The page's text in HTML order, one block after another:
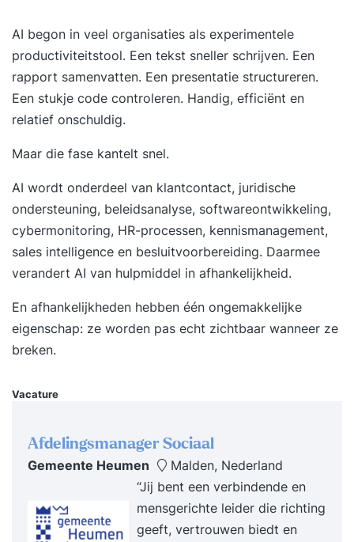
hoe is de ontwikkeling geweest en wat zijn de
belangrijkste principes? Actuele AI-tools – welke
tools zijn er, wat kunnen ze en waar moet je op
letten (zoals bias, databeveiliging en ethiek)?
Prompten – hoe formuleer je effectieve
bruikbare output? AI in de salarispraktijk –
salarisprofessionals, zoals data-analyse,
foutcontrole, rapportages en automatisering van
repetitieve taken. 2Xplain AI-assistent en CAO-
assistent – wat kun je ermee en hoe pas je ze
eenvoudig toe in je werk? Introductie AI-agents –
wat zijn het en welke rol gaan ze spelen in de
toekomst van jouw vakgebied? Meer informatie
Je leert hoe je effectieve prompts formuleert -
doen wat... meer op onze website
AI begon in veel organisaties als experimentele
productiviteitstool. Een tekst sneller schrijven. Een
rapport samenvatten. Een presentatie structureren.
Een stukje code controleren. Handig, efficiënt en
relatief onschuldig.
Maar die fase kantelt snel.
AI wordt onderdeel van klantcontact, juridische
ondersteuning, beleidsanalyse, softwareontwikkeling,
cybermonitoring, HR-processen, kennismanagement,
sales intelligence en besluitvoorbereiding. Daarmee
verandert AI van hulpmiddel in afhankelijkheid.
En afhankelijkheden hebben één ongemakkelijke
eigenschap: ze worden pas echt zichtbaar wanneer ze
breken.
Vacature
Afdelingsmanager Sociaal
Gemeente Heumen
Malden, Nederland
“Jij bent een verbindende en
mensgerichte leider die richting
geeft, vertrouwen biedt en